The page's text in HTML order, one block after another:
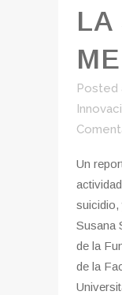
LA
Posted
Un
suicidio,
Susana
de la
de la